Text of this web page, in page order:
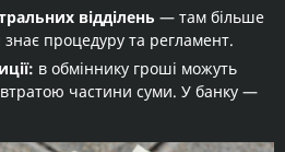
відділень — там більше
процедуру та регламент.
в обміннику гроші можуть
частини суми. У банку —